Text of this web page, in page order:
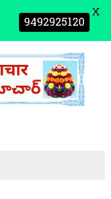
9492925120 X